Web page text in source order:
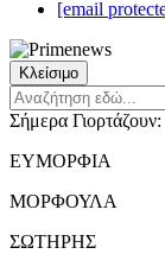
[email
Κλείσιμο
Σήμερα Γιορτάζουν:
ΕΥΜΟΡΦΙΑ
ΜΟΡΦΟΥΛΑ
ΣΩΤΗΡΗΣ